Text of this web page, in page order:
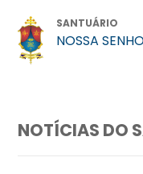
SANTUÁRIO
NOSSA
NOTÍCIAS DO